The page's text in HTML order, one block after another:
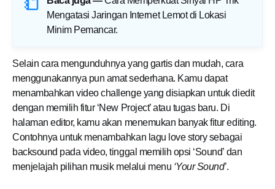
Mengatasi Jaringan Internet Lemot di Lokasi
Minim Pemancar.
Selain cara mengunduhnya yang gartis dan mudah, cara
menggunakannya pun amat sederhana. Kamu dapat
menambahkan video challenge yang disiapkan untuk diedit
dengan memilih fitur ‘New Project’ atau tugas baru. Di
halaman editor, kamu akan menemukan banyak fitur editing.
Contohnya untuk menambahkan lagu love story sebagai
backsound pada video, tinggal memilih opsi ‘Sound’ dan
menjelajah pilihan musik melalui menu ‘Your Sound’.